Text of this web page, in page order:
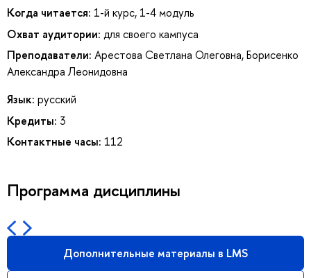
Когда читается: 1-й курс, 1-4 модуль
Охват аудитории: для своего кампуса
Преподаватели: Арестова Светлана Олеговна,Борисенко
Александра Леонидовна
Язык: русский
Кредиты: 3
Контактные часы: 112
Программа дисциплины
Дополнительные материалы в LMS